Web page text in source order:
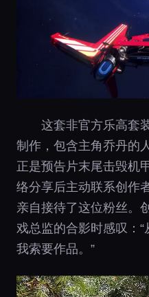
这套非官方乐高套
制作，包含主角乔丹
正是预告片末尾击毁机
络分享后主动联系创作
亲自接待了这位粉丝。
戏总监的合影时感叹：
我索要作品。”